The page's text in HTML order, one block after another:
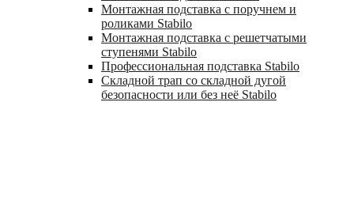
Монтажная подставка с поручнем и
роликами Stabilo
Монтажная подставка с решетчатыми
ступенями Stabilo
Профессиональная подставка Stabilo
Складной трап со складной дугой
безопасности или без неё Stabilo